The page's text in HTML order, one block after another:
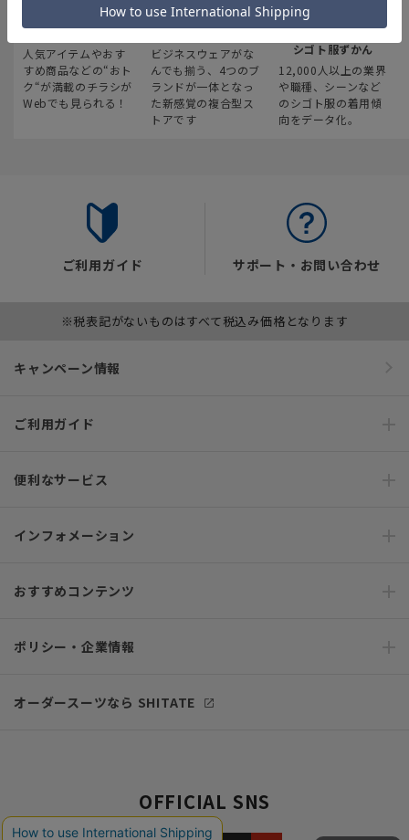
最新のお買い得情報
人気アイテムやおす
すめ商品などの“おト
ク“が満載のチラシが
Webでも見られる！
スーツスクエア
ビジネスウェアがな
んでも揃う、4つのブ
ランドが一体となっ
た新感覚の複合型ス
トアです
みんなの
シゴト服ずかん
12,000人以上の業界
や職種、シーンなど
のシゴト服の着用傾
向をデータ化。
ご利用ガイド サポート・お問い合わせ
※税表記がないものはすべて税込み価格となります
キャンペーン情報
ご利用ガイド
便利なサービス
インフォメーション
おすすめコンテンツ
ポリシー・企業情報
オーダースーツなら SHITATE
OFFICIAL SNS